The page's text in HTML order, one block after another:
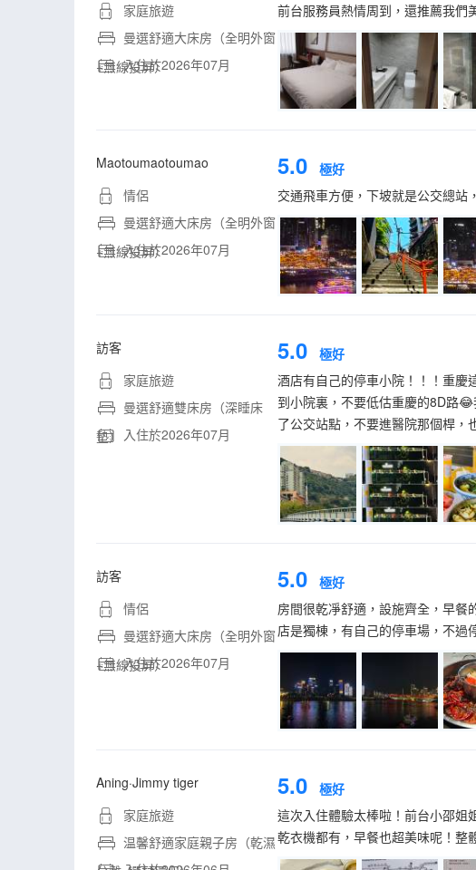
家庭旅遊
曼選舒適大床房（全明外窗
+無線投屏）
入住於2026年07月
前台服務員熱情周到，還推薦我們
Maotoumaotoumao
情侶
曼選舒適大床房（全明外窗
+無線投屏）
入住於2026年07月
5.0 極好
交通飛車方便，下坡就是公交總站
訪客
家庭旅遊
曼選舒適雙床房（深睡床
墊） 入住於2026年07月
5.0 極好
酒店有自己的停車小院！！！重慶
到小院裏，不要低估重慶的8D路
了公交站點，不要進醫院那個桿，
訪客
情侶
曼選舒適大床房（全明外窗
+無線投屏）
入住於2026年07月
5.0 極好
房間很乾凈舒適，設施齊全，早
店是獨棟，有自己的停車場，不過
Aning·Jimmy tiger
家庭旅遊
温馨舒適家庭親子房（乾濕
5.0 極好
這次入住體驗太棒啦！前台小邵姐
乾衣機都有，早餐也超美味呢！整